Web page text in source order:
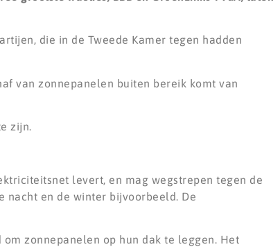
die in de Tweede Kamer tegen hadden
van zonnepanelen buiten bereik komt van
zijn.
levert, en mag wegstrepen tegen de
nacht en de winter bijvoorbeeld. De
zonnepanelen op hun dak te leggen. Het